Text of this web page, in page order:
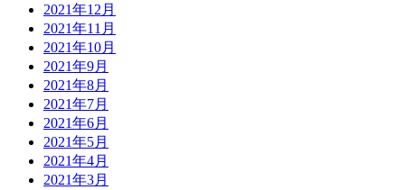
2021年12月
2021年11月
2021年10月
2021年9月
2021年8月
2021年7月
2021年6月
2021年5月
2021年4月
2021年3月